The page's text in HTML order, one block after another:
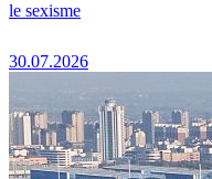
le sexisme
30.07.2026